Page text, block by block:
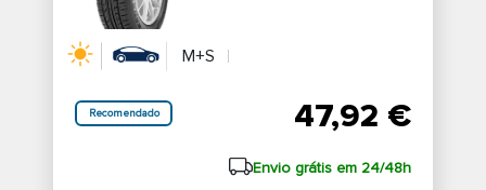
M+S
Recomendado 47,92 €
Envio grátis em 24/48h